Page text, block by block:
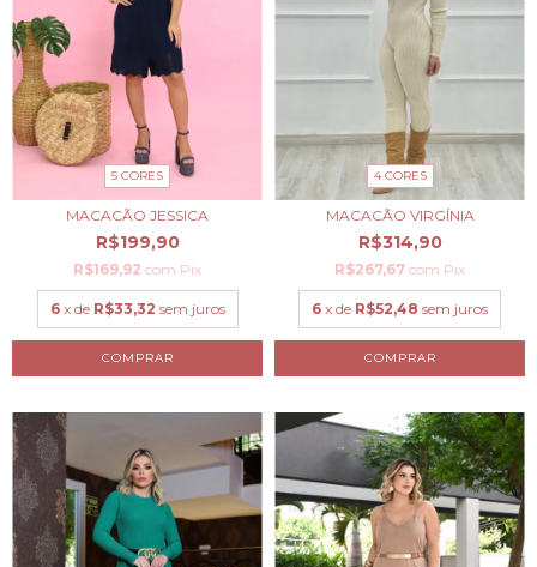
5 CORES
MACACÃO JESSICA
R$199,90
R$169,92 com Pix
6 x de R$33,32 sem juros
COMPRAR
4 CORES
MACACÃO VIRGÍNIA
R$314,90
R$267,67 com Pix
6 x de R$52,48 sem juros
COMPRAR